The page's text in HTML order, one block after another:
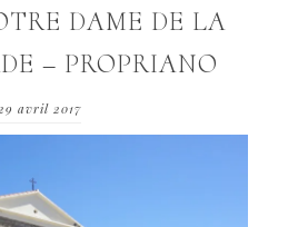
DAME DE LA
– PROPRIANO
29 avril 2017